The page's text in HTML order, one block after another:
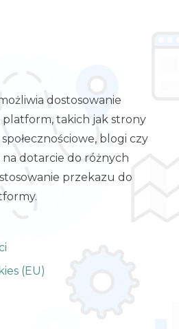
dostosowanie
takich jak strony
blogi czy
na dotarcie do różnych
przekazu do
(EU)